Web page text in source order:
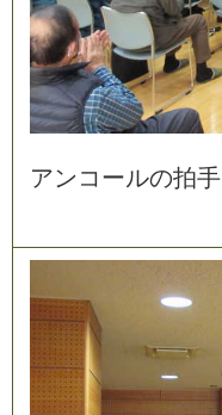
アンコ ールの拍手